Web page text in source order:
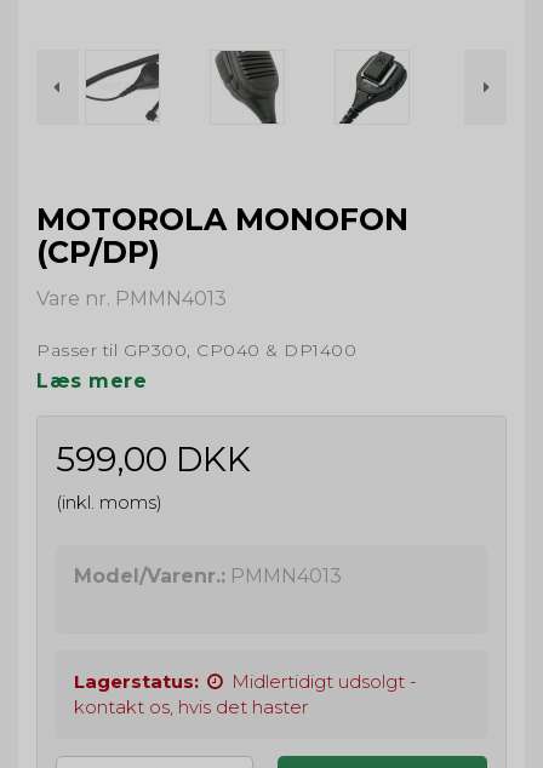
MOTOROLA MONOFON
(CP/DP)
Vare nr. PMMN4013
Passer til GP300, CP040 & DP1400
Læs mere
599,00 DKK
(inkl. moms)
Model/Varenr.: PMMN4013
Lagerstatus:
Midlertidigt udsolgt -
kontakt os, hvis det haster